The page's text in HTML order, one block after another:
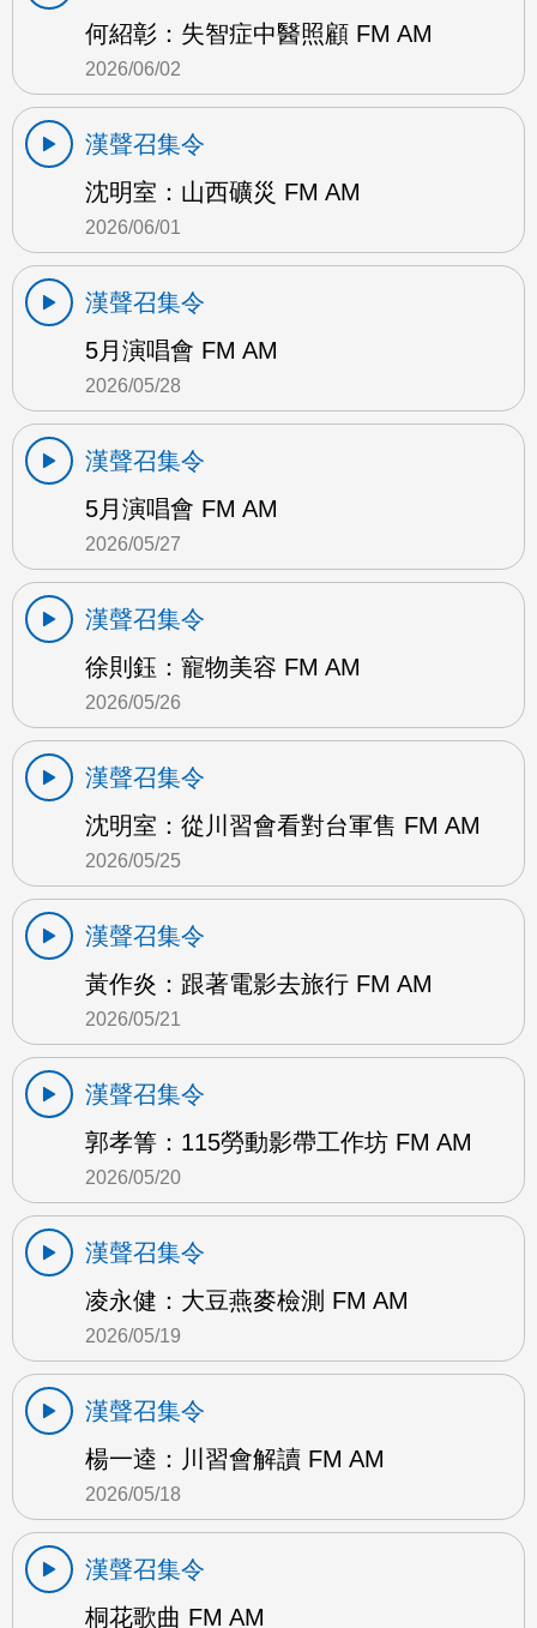
何紹彰：失智症中醫照顧 FM AM
2026/06/02
漢聲召集令
沈明室：山西礦災 FM AM
2026/06/01
漢聲召集令
5月演唱會 FM AM
2026/05/28
漢聲召集令
5月演唱會 FM AM
2026/05/27
漢聲召集令
徐則鈺：寵物美容 FM AM
2026/05/26
漢聲召集令
沈明室：從川習會看對台軍售 FM AM
2026/05/25
漢聲召集令
黃作炎：跟著電影去旅行 FM AM
2026/05/21
漢聲召集令
郭孝箐：115勞動影帶工作坊 FM AM
2026/05/20
漢聲召集令
凌永健：大豆燕麥檢測 FM AM
2026/05/19
漢聲召集令
楊一逵：川習會解讀 FM AM
2026/05/18
漢聲召集令
桐花歌曲 FM AM